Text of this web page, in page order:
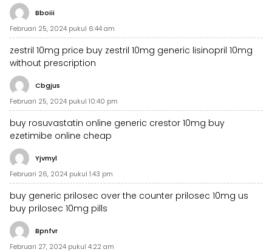
Bboiii
Februari 25, 2024 pukul 6:44 am
zestril 10mg price buy zestril 10mg generic lisinopril 10mg
without prescription
Cbgjus
Februari 25, 2024 pukul 10:40 pm
buy rosuvastatin online generic crestor 10mg buy
ezetimibe online cheap
Yjvmyl
Februari 26, 2024 pukul 1:43 pm
buy generic prilosec over the counter prilosec 10mg us
buy prilosec 10mg pills
Bpnfvr
Februari 27, 2024 pukul 4:22 am